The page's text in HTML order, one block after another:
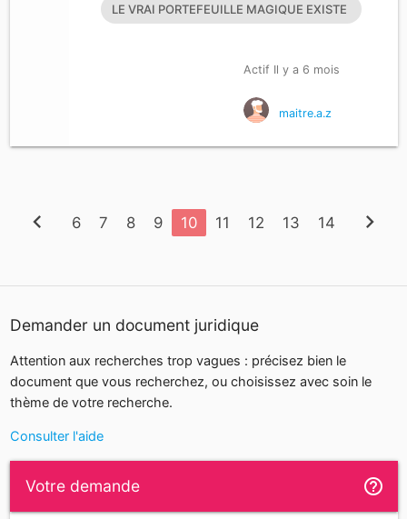
LE VRAI PORTEFEUILLE MAGIQUE EXISTE
Actif Il y a 6 mois
maitre.a.z
chevron_left 6 7 8 9 10 11 12 13 14 chevron_right
Demander un document juridique
Attention aux recherches trop vagues : précisez bien le
document que vous recherchez, ou choisissez avec soin le
thème de votre recherche.
Consulter l'aide
Votre demande help_outline